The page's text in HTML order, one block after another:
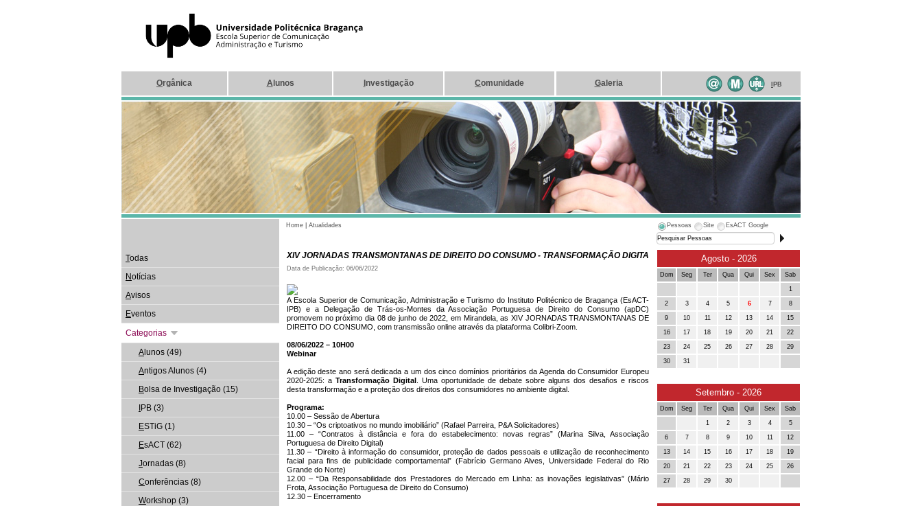
Orgânica A lunos nvestigação Comunidade Galeria PB
Home Atualidades Pessoas Site EsACT Google
Todas
Notícias
Avisos
Eventos
Categorias
A lunos (49)
Antigos Alunos (4)
Bolsa de Investigação (15)
PB (3)
ESTiG (1)
EsACT (62)
Jornadas (8)
Conferências (8)
Workshop (3)
XIV JORNADAS TRANSMONTANAS DE DIREITO DO CONSUMO - TRANSFORMAÇÃO DIGITA
Data de Publicação: 06/06/2022
A Escola Superior de Comunicação, Administração e Turismo do Instituto Politécnico de Bragança (EsACT-
IPB) e a Delegação de Trás-os-Montes da Associação Portuguesa de Direito do Consumo (apDC)
promovem no próximo dia 08 de junho de 2022, em Mirandela, as XIV JORNADAS TRANSMONTANAS DE
DIREITO DO CONSUMO, com transmissão online através da plataforma Colibri-Zoom.
08/06/2022 – 10H00
Webinar
A edição deste ano será dedicada a um dos cinco domínios prioritários da Agenda do Consumidor Europeu
2020-2025: a Transformação Digital . Uma oportunidade de debate sobre alguns dos desafios e riscos
desta transformação e a proteção dos direitos dos consumidores no ambiente digital.
Programa:
10.00 – Sessão de Abertura
10.30 – “Os criptoativos no mundo imobiliário” (Rafael Parreira, P&A Solicitadores)
11.00 – “Contratos à distância e fora do estabelecimento: novas regras” (Marina Silva, Associação
Portuguesa de Direito Digital)
11.30 – “Direito à informação do consumidor, proteção de dados pessoais e utilização de reconhecimento
facial para fins de publicidade comportamental” (Fabrício Germano Alves, Universidade Federal do Rio
Grande do Norte)
12.00 – “Da Responsabilidade dos Prestadores do Mercado em Linha: as inovações legislativas” (Mário
Frota, Associação Portuguesa de Direito do Consumo)
12.30 – Encerramento
Agosto - 2026
Dom Seg Ter Qua Qui Sex Sab
1
2 3 4 5 6 7 8
9 10 11 12 13 14 15
16 17 18 19 20 21 22
23 24 25 26 27 28 29
30 31
Setembro - 2026
Dom Seg Ter Qua Qui Sex Sab
1 2 3 4 5
6 7 8 9 10 11 12
13 14 15 16 17 18 19
20 21 22 23 24 25 26
27 28 29 30